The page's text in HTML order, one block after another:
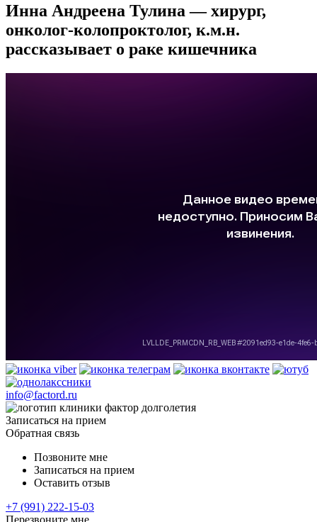
Инна Андреена Тулина — хирург,
онколог-колопроктолог, к.м.н.
рассказывает о раке кишечника
info@factord.ru
Записаться на прием
Обратная связь
Позвоните мне
Записаться на прием
Оставить отзыв
+7 (991) 222-15-03
Перезвоните мне